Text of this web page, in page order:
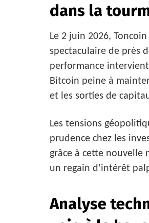
dans la
Le 2 juin 2026,
spectaculaire de près
performance
Bitcoin peine à
et les sorties de
Les tensions
prudence chez les
grâce à cette nouvelle
un regain d’intérêt
Analyse